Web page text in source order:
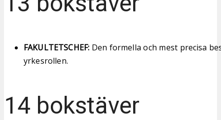
FAKULTETSCHEF: Den formella och mest precisa
yrkesrollen.
14 bokstäver